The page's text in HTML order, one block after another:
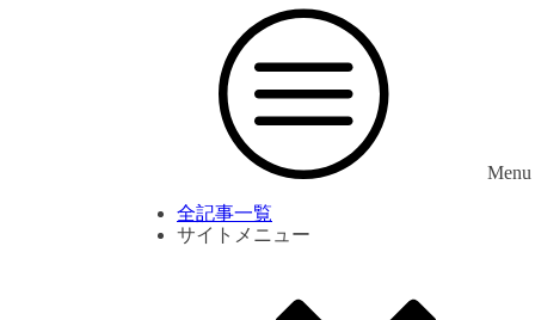
Menu
全記事一覧
サイトメニュー